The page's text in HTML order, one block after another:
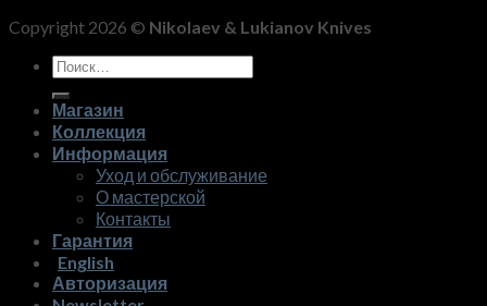
Copyright 2026 © Nikolaev & Lukianov Knives
Искать:
Магазин
Коллекция
Информация
Уход и обслуживание
О мастерской
Контакты
Гарантия
English
Авторизация